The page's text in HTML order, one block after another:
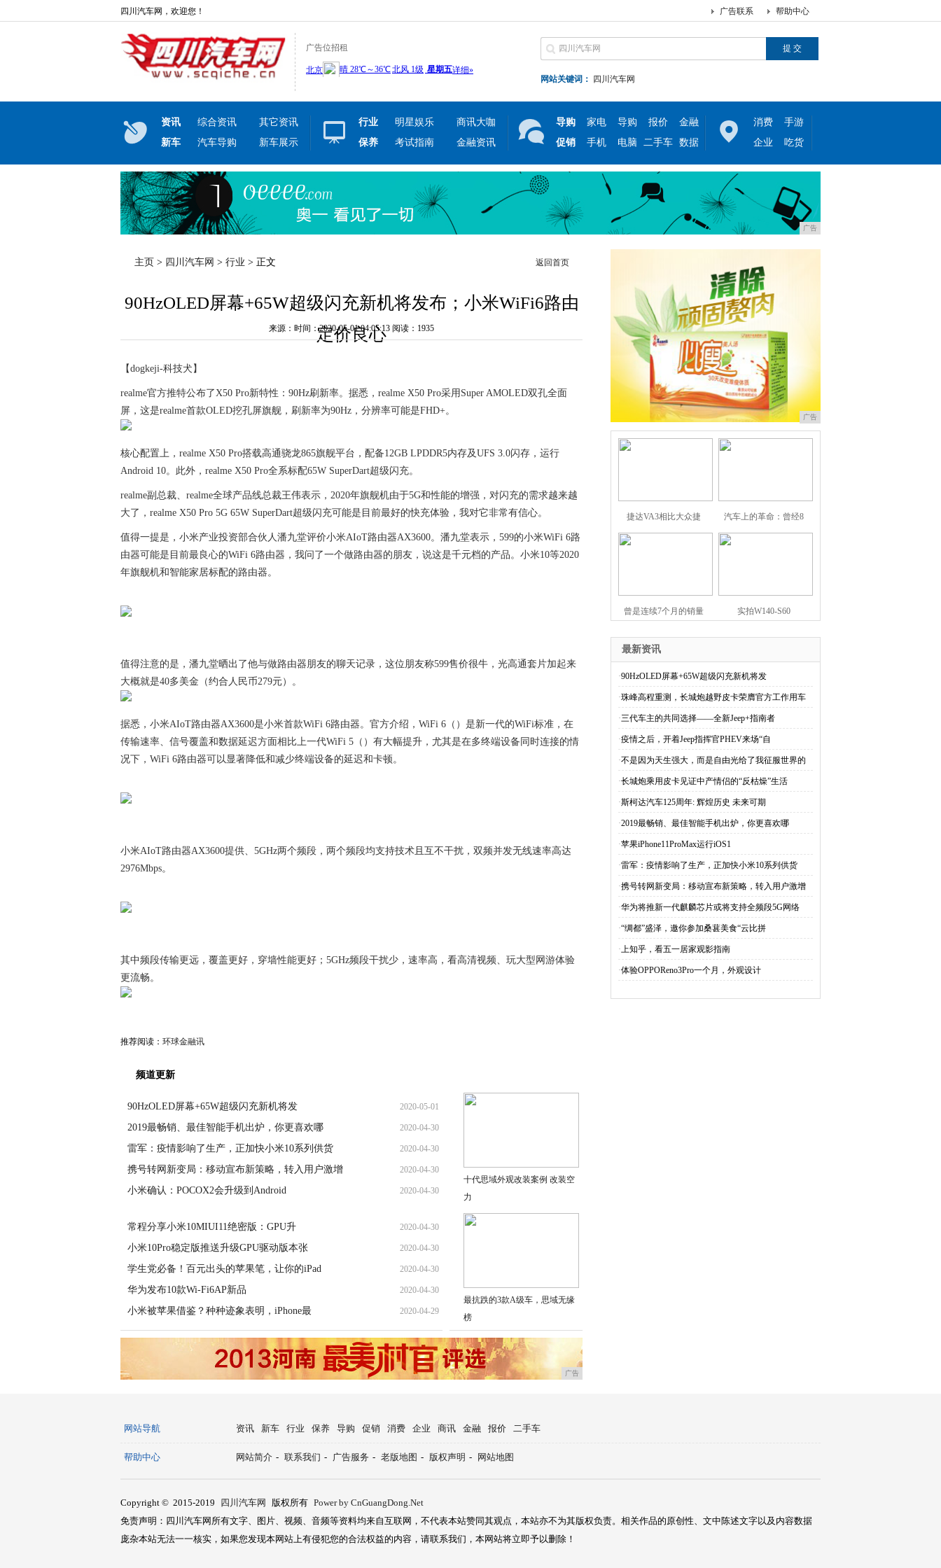
四川汽车网，欢迎您！ 帮助中心
广告联系
广告位招租
网站关键词： 四川汽车网
资讯 综合资讯
其它资讯
新车
汽车导购 新车展示
行业 明星娱乐
商讯大咖
保养
考试指南 金融资讯
导购 家电 导购 报价
金融
促销
手机 电脑 二手车 数据
消费
手游
企业
吃货
广告
主页 > 四川汽车网 > 行业 > 正文 返回首页
90HzOLED屏幕+65W超级闪充新机将发布；小米WiFi6路由
定价良心
来源：时间：2020-05-01 04:05:13 阅读：1935
【dogkeji-科技犬】
realme官方推特公布了X50 Pro新特性：90Hz刷新率。据悉，realme X50 Pro采用Super AMOLED双孔全面
屏，这是realme首款OLED挖孔屏旗舰，刷新率为90Hz，分辨率可能是FHD+。
核心配置上，realme X50 Pro搭载高通骁龙865旗舰平台，配备12GB LPDDR5内存及UFS 3.0闪存，运行
Android 10。此外，realme X50 Pro全系标配65W SuperDart超级闪充。
realme副总裁、realme全球产品线总裁王伟表示，2020年旗舰机由于5G和性能的增强，对闪充的需求越来越
大了，realme X50 Pro 5G 65W SuperDart超级闪充可能是目前最好的快充体验，我对它非常有信心。
值得一提是，小米产业投资部合伙人潘九堂评价小米AIoT路由器AX3600。潘九堂表示，599的小米WiFi 6路
由器可能是目前最良心的WiFi 6路由器，我问了一个做路由器的朋友，说这是千元档的产品。小米10等2020
年旗舰机和智能家居标配的路由器。
值得注意的是，潘九堂晒出了他与做路由器朋友的聊天记录，这位朋友称599售价很牛，光高通套片加起来
大概就是40多美金（约合人民币279元）。
据悉，小米AIoT路由器AX3600是小米首款WiFi 6路由器。官方介绍，WiFi 6（）是新一代的WiFi标准，在
传输速率、信号覆盖和数据延迟方面相比上一代WiFi 5（）有大幅提升，尤其是在多终端设备同时连接的情
况下，WiFi 6路由器可以显著降低和减少终端设备的延迟和卡顿。
小米AIoT路由器AX3600提供、5GHz两个频段，两个频段均支持技术且互不干扰，双频并发无线速率高达
2976Mbps。
其中频段传输更远，覆盖更好，穿墙性能更好；5GHz频段干扰少，速率高，看高清视频、玩大型网游体验
更流畅。
推荐阅读： 环球金融讯
频道更新
90HzOLED屏幕+65W超级闪充新机将发 2020-05-01
2019最畅销、最佳智能手机出炉，你更喜欢哪 2020-04-30
雷军：疫情影响了生产，正加快小米10系列供货 2020-04-30
携号转网新变局：移动宣布新策略，转入用户激增 2020-04-30
小米确认：POCOX2会升级到Android 2020-04-30
常程分享小米10MIUI11绝密版：GPU升 2020-04-30
小米10Pro稳定版推送升级GPU驱动版本张 2020-04-30
学生党必备！百元出头的苹果笔，让你的iPad 2020-04-30
华为发布10款Wi-Fi6AP新品 2020-04-30
小米被苹果借鉴？种种迹象表明，iPhone最 2020-04-29
十代思域外观改装案例 改装空
力
最抗跌的3款A级车，思域无缘
榜
广告
广告
捷达VA3相比大众捷 汽车上的革命：曾经8
曾是连续7个月的销量 实拍W140-S60
最新资讯
·90HzOLED屏幕+65W超级闪充新机将发
·珠峰高程重测，长城炮越野皮卡荣膺官方工作用车
·三代车主的共同选择——全新Jeep+指南者
·疫情之后，开着Jeep指挥官PHEV来场“自
·不是因为天生强大，而是自由光给了我征服世界的
·长城炮乘用皮卡见证中产情侣的“反枯燥”生活
·斯柯达汽车125周年: 辉煌历史 未来可期
·2019最畅销、最佳智能手机出炉，你更喜欢哪
·苹果iPhone11ProMax运行iOS1
·雷军：疫情影响了生产，正加快小米10系列供货
·携号转网新变局：移动宣布新策略，转入用户激增
·华为将推新一代麒麟芯片或将支持全频段5G网络
·“绸都”盛泽，邀你参加桑葚美食“云比拼
·上知乎，看五一居家观影指南
·体验OPPOReno3Pro一个月，外观设计
网站导航 资讯 新车 行业 保养 导购 促销 消费 企业 商讯 金融 报价 二手车
帮助中心 网站简介 - 联系我们 - 广告服务 - 老版地图 - 版权声明 - 网站地图
Copyright © 2015-2019 四川汽车网 版权所有 Power by CnGuangDong.Net
免责声明：四川汽车网所有文字、图片、视频、音频等资料均来自互联网，不代表本站赞同其观点，本站亦不为其版权负责。相关作品的原创性、文中陈述文字以及内容数据
庞杂本站无法一一核实，如果您发现本网站上有侵犯您的合法权益的内容，请联系我们，本网站将立即予以删除！